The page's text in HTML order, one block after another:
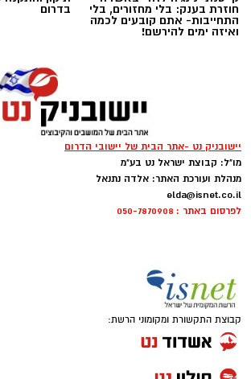
בעקבות זאת קוראים בשיטור
ולהעביר את המידע לגורמי הביטחון,
במהלך השבוע נרשם גם אירוע
טנדר אסף אופניים מתוך היישוב.
מהירה של רכז הביטחון, אותר החשוד
הוחזרו לבעליהם.
דוברות משטרה
למרות המרדף, החשודים הצליחו
חוזרת בענק: בלי מחזורים, בלי
התחייבות- אתם קובעים לכמה
ואיזה ימים להירשם!
בדרום
יישובניק נט -אתר הבית של יישובי הדרום
מו"ל: קבוצת ישראל נט בע"מ
מנהלת ועורכת האתר: אלדה נתנאל
elda@isnet.co.il
לפרסום באתר : 050-7870908
קבוצת התקשורת ומקומוני הרשת: